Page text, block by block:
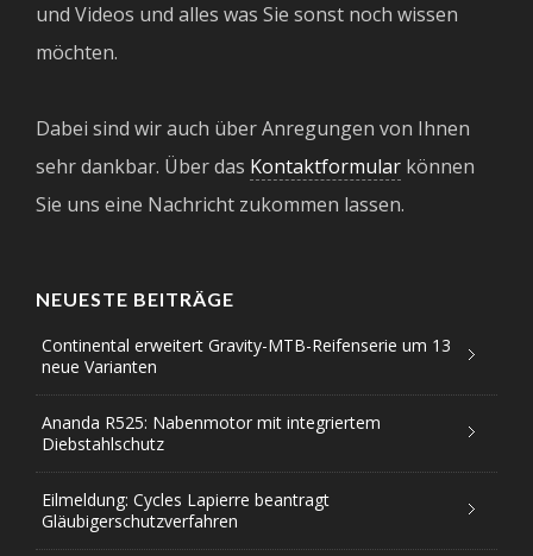
und Videos und alles was Sie sonst noch wissen
möchten.
Dabei sind wir auch über Anregungen von Ihnen
sehr dankbar. Über das Kontaktformular können
Sie uns eine Nachricht zukommen lassen.
NEUESTE BEITRÄGE
Continental erweitert Gravity-MTB-Reifenserie um 13
neue Varianten
Ananda R525: Nabenmotor mit integriertem
Diebstahlschutz
Eilmeldung: Cycles Lapierre beantragt
Gläubigerschutzverfahren